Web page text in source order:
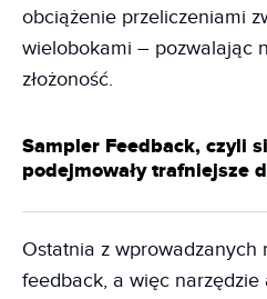
obciążenie przeliczeniami
wielobokami – pozwalając
złożoność.
Sampler Feedback, czyli
podejmowały trafniejsze
Ostatnia z wprowadzanych
feedback, a więc narzędzie